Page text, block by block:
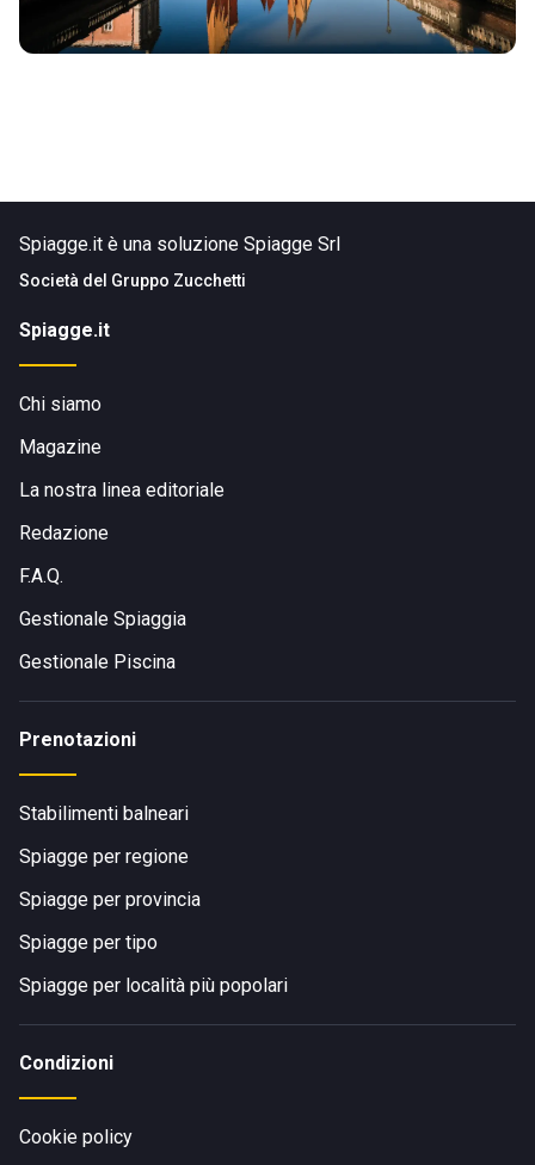
Spiagge.it è una soluzione Spiagge Srl
Società del Gruppo Zucchetti
Spiagge.it
Chi siamo
Magazine
La nostra linea editoriale
Redazione
F.A.Q.
Gestionale Spiaggia
Gestionale Piscina
Prenotazioni
Stabilimenti balneari
Spiagge per regione
Spiagge per provincia
Spiagge per tipo
Spiagge per località più popolari
Condizioni
Cookie policy